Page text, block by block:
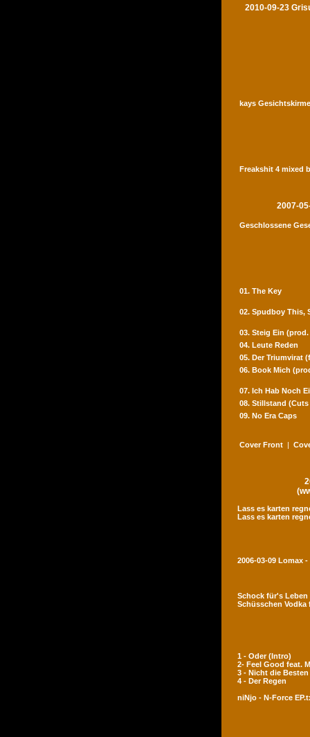
2010-09-23
kays
Freakshit 4 mixed
2007-
Geschlossene
01. The Key
02. Spudboy This,
03. Steig Ein
04. Leute Reden
05. Der Triumvirat
06. Book Mich
07. Ich Hab Noch
08. Stillstand
09. No Era Caps
Cover Front |
Lass es karten
Lass es karten
2006-03-09 Lomax
Schock für's
Schüsschen Vodka
1 - Oder (Intro)
2- Feel Good feat.
3 - Nicht die Besten
4 - Der Regen
niNjo - N-Force